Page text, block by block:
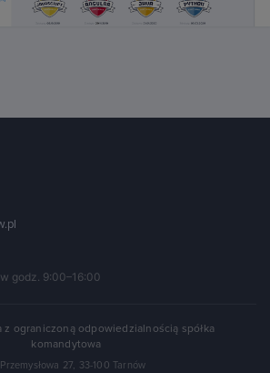
godz. 9:00–16:00
z ograniczoną odpowiedzialnością spółka
komandytowa
27, 33-100 Tarnów